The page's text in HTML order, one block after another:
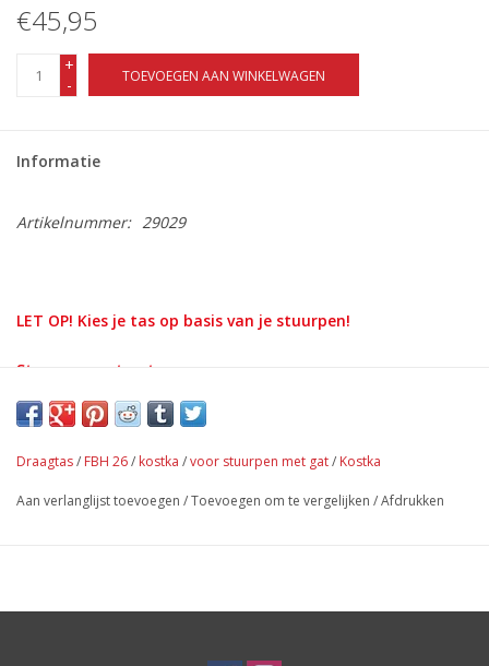
€45,95
+
-
TOEVOEGEN AAN WINKELWAGEN
Informatie
Artikelnummer: 29029
LET OP! Kies je tas op basis van je stuurpen!
Stuurpen met gat
Stuurpen zonder gat
het voldoende ruimte voor je telefoon, portemonnee, sleutels,
Draagtas/ FBH 26/ kostka /voor stuurpen met gat/ Kostka
Aan verlanglijst toevoegen /Toevoegen om te vergelijken /Afdrukken